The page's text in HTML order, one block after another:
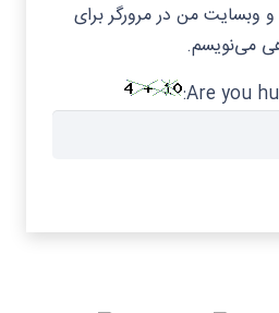
و وبسایت من در مرورگر برای
می‌نویسم.
Are you